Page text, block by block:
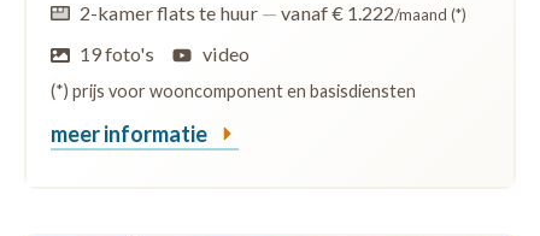
2-kamer flats te huur — vanaf € 1.222/maand (*)
19 foto's video
(*) prijs voor wooncomponent en basisdiensten
meer informatie